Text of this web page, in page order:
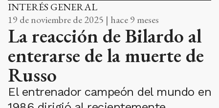
INTERÉS GENERAL
19 de noviembre de 2025 | hace 9 meses
La reacción de Bilardo al
enterarse de la muerte de
Russo
El entrenador campeón del mundo en